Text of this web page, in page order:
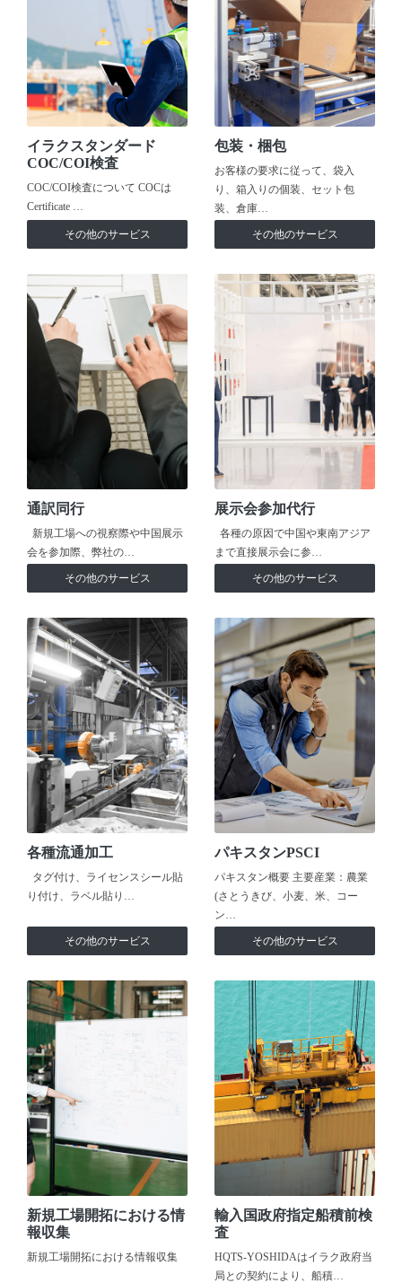
イラクスタンダード
COC/COI検査
COC/COI検査について COCは
Certificate …
その他のサービス
包装・梱包
お客様の要求に従って、袋入
り、箱入りの個装、セット包
装、倉庫…
その他のサービス
通訳同行
新規工場への視察際や中国展示
会を参加際、弊社の…
その他のサービス
展示会参加代行
各種の原因で中国や東南アジア
まで直接展示会に参…
その他のサービス
各種流通加工
タグ付け、ライセンスシール貼
り付け、ラベル貼り…
その他のサービス
パキスタンPSCI
パキスタン概要 主要産業：農業
(さとうきび、小麦、米、コー
ン…
その他のサービス
新規工場開拓における情
報収集
新規工場開拓における情報収集
輸入国政府指定船積前検
査
HQTS-YOSHIDAはイラク政府当
局との契約により、船積…